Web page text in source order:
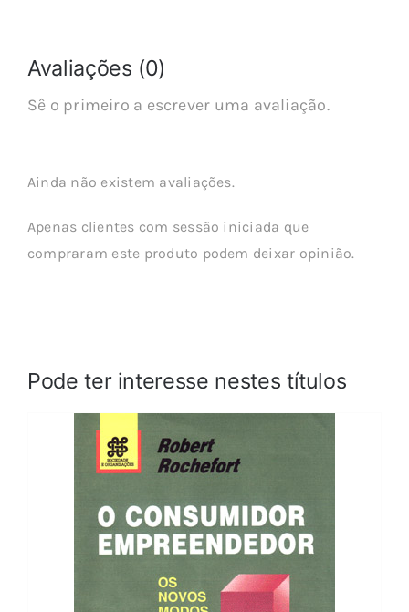
Avaliações (0)
Sê o primeiro a escrever uma avaliação.
Ainda não existem avaliações.
Apenas clientes com sessão iniciada que
compraram este produto podem deixar opinião.
Pode ter interesse nestes títulos